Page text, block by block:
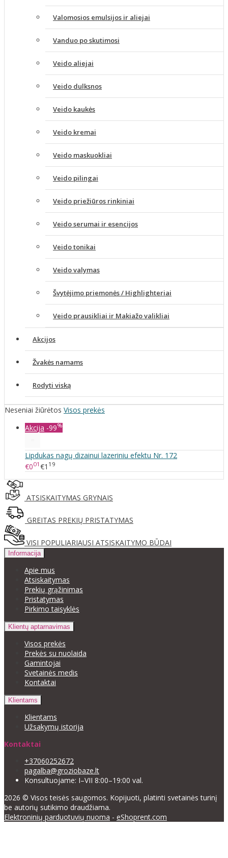
Valomosios emulsijos ir aliejai
Vanduo po skutimosi
Veido aliejai
Veido dulksnos
Veido kaukės
Veido kremai
Veido maskuokliai
Veido pilingai
Veido priežiūros rinkiniai
Veido serumai ir esencijos
Veido tonikai
Veido valymas
Švytėjimo priemonės / Highlighteriai
Veido prausikliai ir Makiažo valikliai
Akcijos
Žvakės namams
Rodyti viską
Neseniai žiūrėtos Visos prekės
Akcija -99%
Lipdukas nagų dizainui lazeriniu efektu Nr. 172
€001 €1 19
ATSISKAITYMAS GRYNAIS
GREITAS PREKIŲ PRISTATYMAS
VISI POPULIARIAUSI ATSISKAITYMO BŪDAI
Informacija
Apie mus
Atsiskaitymas
Prekių grąžinimas
Pristatymas
Pirkimo taisyklės
Klientų aptarnavimas
Visos prekės
Prekės su nuolaida
Gamintojai
Svetainės medis
Kontaktai
Klientams
Klientams
Užsakymų istorija
Kontaktai
+37060252672
pagalba@groziobaze.lt
Konsultuojame: I–VII 8:00–19:00 val.
2026 © Visos teisės saugomos. Kopijuoti, platinti svetainės turinį
be autorių sutikimo draudžiama.
Elektroninių parduotuvių nuoma - eShoprent.com